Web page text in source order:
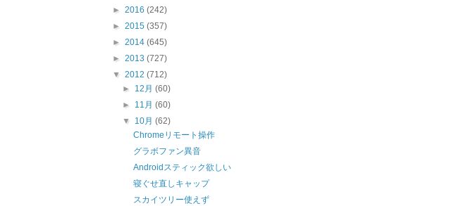
► 2016 (242)
► 2015 (357)
► 2014 (645)
► 2013 (727)
▼ 2012 (712)
► 12月(60)
► 11月(60)
▼ 10月(62)
Chromeリモート操作
グラボファン異音
Androidスティック欲しい
寝ぐせ直しキャップ
スカイツリー使えず